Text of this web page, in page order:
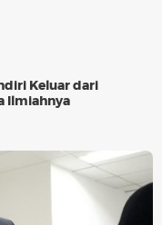
Keluar dari
Ilmiahnya